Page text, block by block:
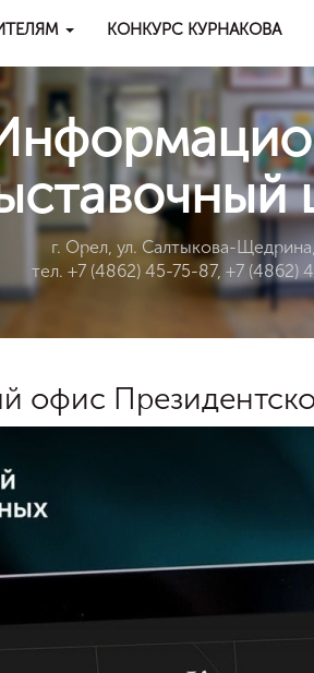
КОНКУРС КУРНАКОВА
г. Орел, ул. Салтыкова-
тел. +7 (4862) 45-75-87, +7 (4862)
офис